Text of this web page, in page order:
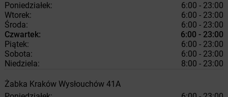
Poniedziałek:
6:00 - 23:00
Wtorek:
6:00 - 23:00
Środa:
6:00 - 23:00
Czwartek:
6:00 - 23:00
Piątek:
6:00 - 23:00
Sobota:
6:00 - 23:00
Niedziela:
8:00 - 23:00
Żabka Kraków Wysłouchów 41A